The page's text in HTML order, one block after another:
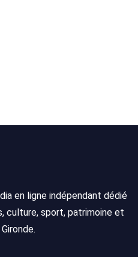
en ligne indépendant dédié
culture, sport, patrimoine et